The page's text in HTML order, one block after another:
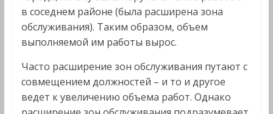
в соседнем районе (была расширена зона
обслуживания). Таким образом, объем
выполняемой им работы вырос.
Часто расширение зон обслуживания путают с
совмещением должностей – и то и другое
ведет к увеличению объема работ. Однако